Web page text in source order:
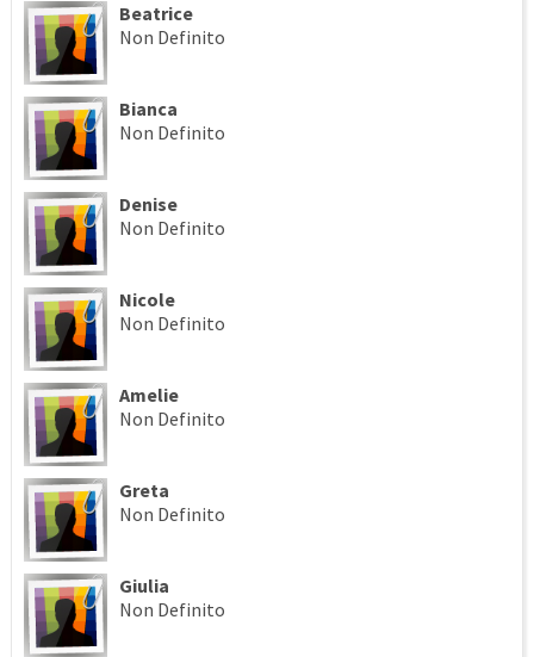
Beatrice
Non Definito
Bianca
Non Definito
Denise
Non Definito
Nicole
Non Definito
Amelie
Non Definito
Greta
Non Definito
Giulia
Non Definito